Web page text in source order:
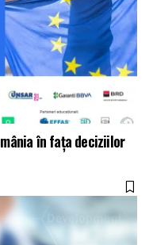
în fața deciziilor